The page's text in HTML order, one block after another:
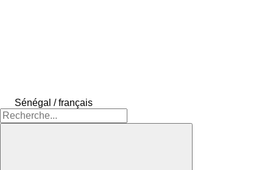
Sénégal / français